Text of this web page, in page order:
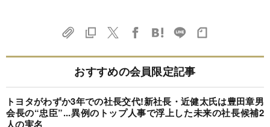
おすすめの会員限定記事
トヨタがわずか3年での社長交代!新社長・近健太氏は豊田章男
会長の“忠臣”...異例のトップ人事で浮上した未来の社長候補2
人の実名